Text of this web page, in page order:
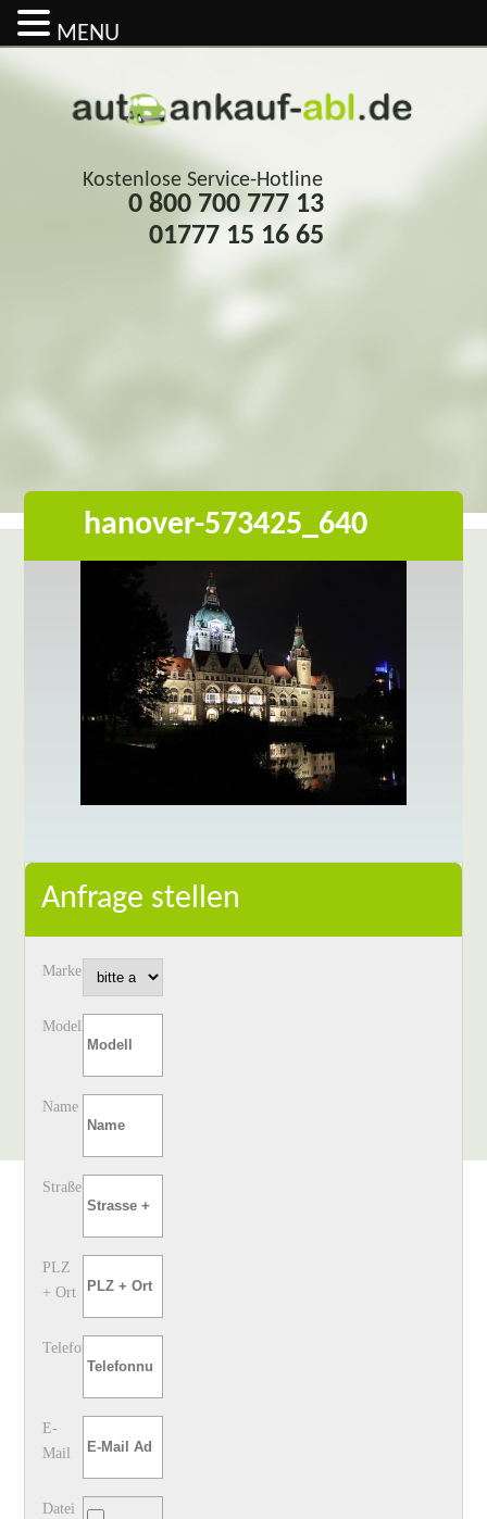
Kostenlose Service-Hotline
0 800 700 777 13
01777 15 16 65
hanover-573425_640
Anfrage stellen
Marke
Modell
Name
Straße
PLZ
+ Ort
Telefon
E-
Mail
Datei
MENU